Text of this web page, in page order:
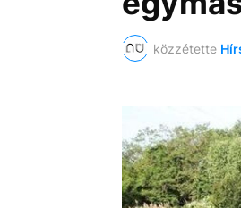
közzétette